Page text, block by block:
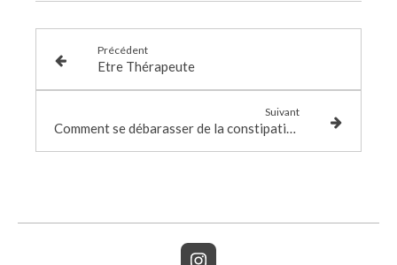
Précédent
Etre Thérapeute
Suivant
Comment se débarasser de la constipation ?